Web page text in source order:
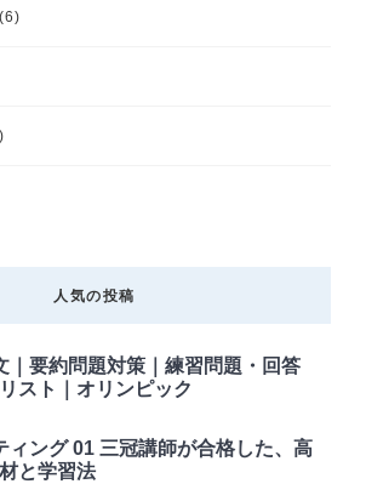
(6)
人気の投稿
｜要約問題対策｜練習問題・回答
スト｜オリンピック
ィング 01 三冠講師が合格した、高
と学習法